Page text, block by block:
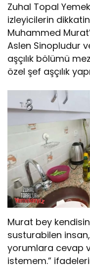
Zuhal Topal
izleyicilerin
Muhammed
Aslen Sinopludur
aşçılık bölümü
özel şef aşçılık
Murat bey
susturabilen
yorumlara cevap
istemem.”